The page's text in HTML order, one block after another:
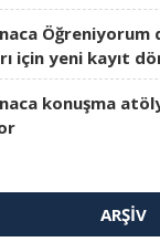
Öğreniyorum
için yeni kayıt
konuşma
ARŞIV